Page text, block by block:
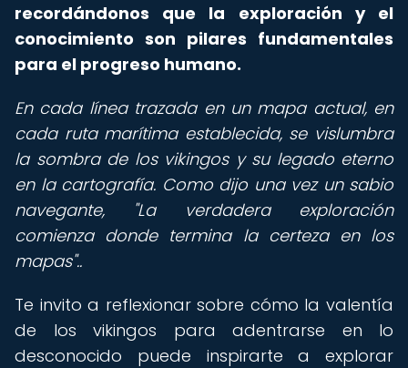
recordándonos que la exploración y el
conocimiento son pilares fundamentales
para el progreso humano.
En cada línea trazada en un mapa actual, en
cada ruta marítima establecida, se vislumbra
la sombra de los vikingos y su legado eterno
en la cartografía. Como dijo una vez un sabio
navegante, "La verdadera exploración
comienza donde termina la certeza en los
mapas"..
Te invito a reflexionar sobre cómo la valentía
de los vikingos para adentrarse en lo
desconocido puede inspirarte a explorar